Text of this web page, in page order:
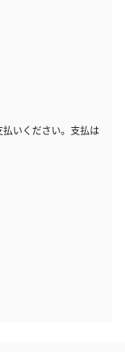
ーズ
しょっつるナ
いください。支払は